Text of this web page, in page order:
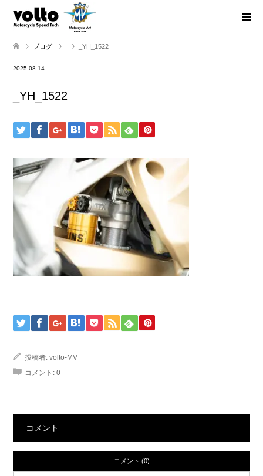
ブログ _YH_1522
2025.08.14
_YH_1522
投稿者: volto-MV
コメント: 0
コメント
コメント (0)